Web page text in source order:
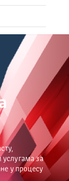
услугама за
у процесу